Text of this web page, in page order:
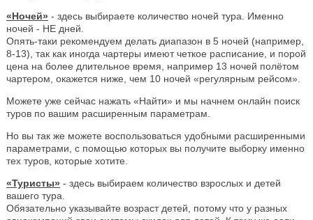
«Ночей» - здесь выбираете количество ночей тура. Именно
ночей - НЕ дней.
Опять-таки рекомендуем делать диапазон в 5 ночей (например,
8-13), так как иногда чартеры имеют четкое расписание, и порой
цена на более длительное время, например 13 ночей полётом
чартером, окажется ниже, чем 10 ночей «регулярным рейсом».
Можете уже сейчас нажать «Найти» и мы начнем онлайн поиск
туров по вашим расширенным параметрам.
Но вы так же можете воспользоваться удобными расширенными
параметрами, с помощью которых вы получите выборку именно
тех туров, которые хотите.
«Туристы» - здесь выбираем количество взрослых и детей
вашего тура.
Обязательно указывайте возраст детей, потому что у разных